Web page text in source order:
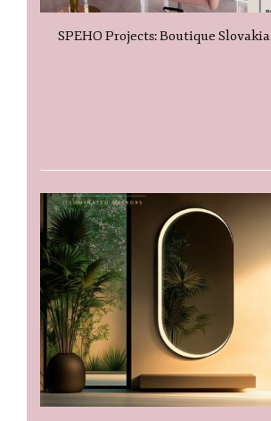
SPEHO Projects: Boutique Slovakia